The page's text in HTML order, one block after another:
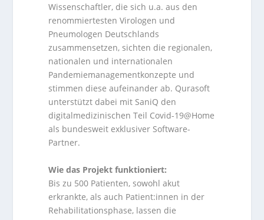
Wissenschaftler, die sich u.a. aus den
renommiertesten Virologen und
Pneumologen Deutschlands
zusammensetzen, sichten die regionalen,
nationalen und internationalen
Pandemiemanagementkonzepte und
stimmen diese aufeinander ab. Qurasoft
unterstützt dabei mit SaniQ den
digitalmedizinischen Teil Covid-19@Home
als bundesweit exklusiver Software-
Partner.
Wie das Projekt funktioniert:
Bis zu 500 Patienten, sowohl akut
erkrankte, als auch Patient:innen in der
Rehabilitationsphase, lassen die